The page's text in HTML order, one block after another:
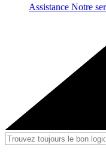
Assistance Notre